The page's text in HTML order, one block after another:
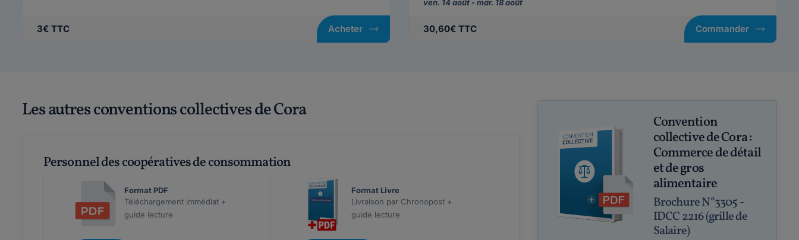
3€ TTC Acheter
ven. 14 août - mar. 18 août
30,60€ TTC Commander
Les autres conventions collectives de Cora
Personnel des coopératives de consommation
Format PDF
Téléchargement immédiat +
guide lecture
Format Livre
Livraison par Chronopost +
guide lecture
Convention
collective de Cora :
Commerce de détail
et de gros
alimentaire
Brochure N°3305 -
IDCC 2216 (grille de
Salaire)